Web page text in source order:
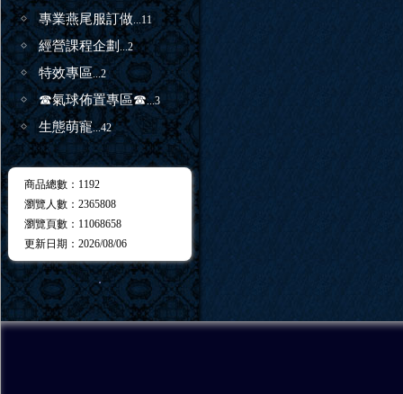
專業燕尾服訂做 ...11
經營課程企劃...2
特效專區...2
☎氣球佈置專區☎...3
生態萌寵...42
商品總數 ：1192
瀏覽人數 ： 2365808
瀏覽頁數 ： 11068658
更新日期 ：2026/08/06
．